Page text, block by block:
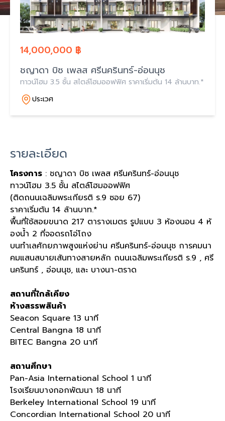
14,000,000 ฿
ชญาดา บิซ เพลส ศรีนครินทร์-อ่อนนุช
ทาวน์โฮม 3.5 ชั้น สไตล์โฮมออฟฟิศ ราคาเริ่มต้น 14 ล้านบาท.*
ประเวศ
รายละเอียด
โครงการ : ชญาดา บิซ เพลส ศรีนครินทร์-อ่อนนุช
ทาวน์โฮม 3.5 ชั้น สไตล์โฮมออฟฟิศ
(ติดถนนเฉลิมพระเกียรติ ร.9 ซอย 67)
ราคาเริ่มต้น 14 ล้านบาท.*
พื้นที่ใช้สอยขนาด 217 ตารางเมตร รูปแบบ 3 ห้องนอน 4 ห้
องน้ำ 2 ที่จอดรถโอ่โถง
บนทำเลศักยภาพสูงแห่งย่าน ศรีนครินทร์-อ่อนนุช การคมนา
คมแสนสบายเส้นทางสายหลัก ถนนเฉลิมพระเกียรติ ร.9 , ศรี
นครินทร์ , อ่อนนุช, และ บางนา-ตราด
สถานที่ใกล้เคียง
ห้างสรรพสินค้า
Seacon Square 13 นาที
Central Bangna 18 นาที
BITEC Bangna 20 นาที
สถานศึกษา
Pan-Asia International School 1 นาที
โรงเรียนบางกอกพัฒนา 18 นาที
Berkeley International School 19 นาที
Concordian International School 20 นาที